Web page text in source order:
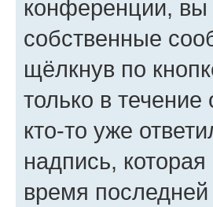
конференции, вы
собственные
щёлкнув по
только в
кто-то уже
надпись,
время